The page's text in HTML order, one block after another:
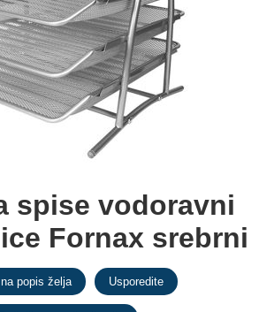
spise vodoravni
Fornax srebrni